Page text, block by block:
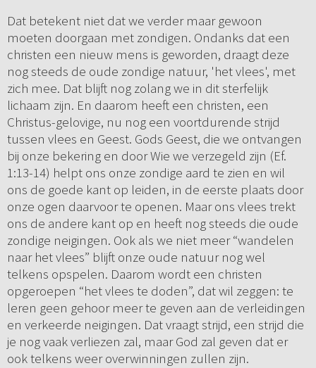
Dat betekent niet dat we verder maar gewoon
moeten doorgaan met zondigen. Ondanks dat een
christen een nieuw mens is geworden, draagt deze
nog steeds de oude zondige natuur, 'het vlees', met
zich mee. Dat blijft nog zolang we in dit sterfelijk
lichaam zijn. En daarom heeft een christen, een
Christus-gelovige, nu nog een voortdurende strijd
tussen vlees en Geest. Gods Geest, die we ontvangen
bij onze bekering en door Wie we verzegeld zijn (Ef.
1:13-14) helpt ons onze zondige aard te zien en wil
ons de goede kant op leiden, in de eerste plaats door
onze ogen daarvoor te openen. Maar ons vlees trekt
ons de andere kant op en heeft nog steeds die oude
zondige neigingen. Ook als we niet meer “wandelen
naar het vlees” blijft onze oude natuur nog wel
telkens opspelen. Daarom wordt een christen
opgeroepen “het vlees te doden”, dat wil zeggen: te
leren geen gehoor meer te geven aan de verleidingen
en verkeerde neigingen. Dat vraagt strijd, een strijd die
je nog vaak verliezen zal, maar God zal geven dat er
ook telkens weer overwinningen zullen zijn.